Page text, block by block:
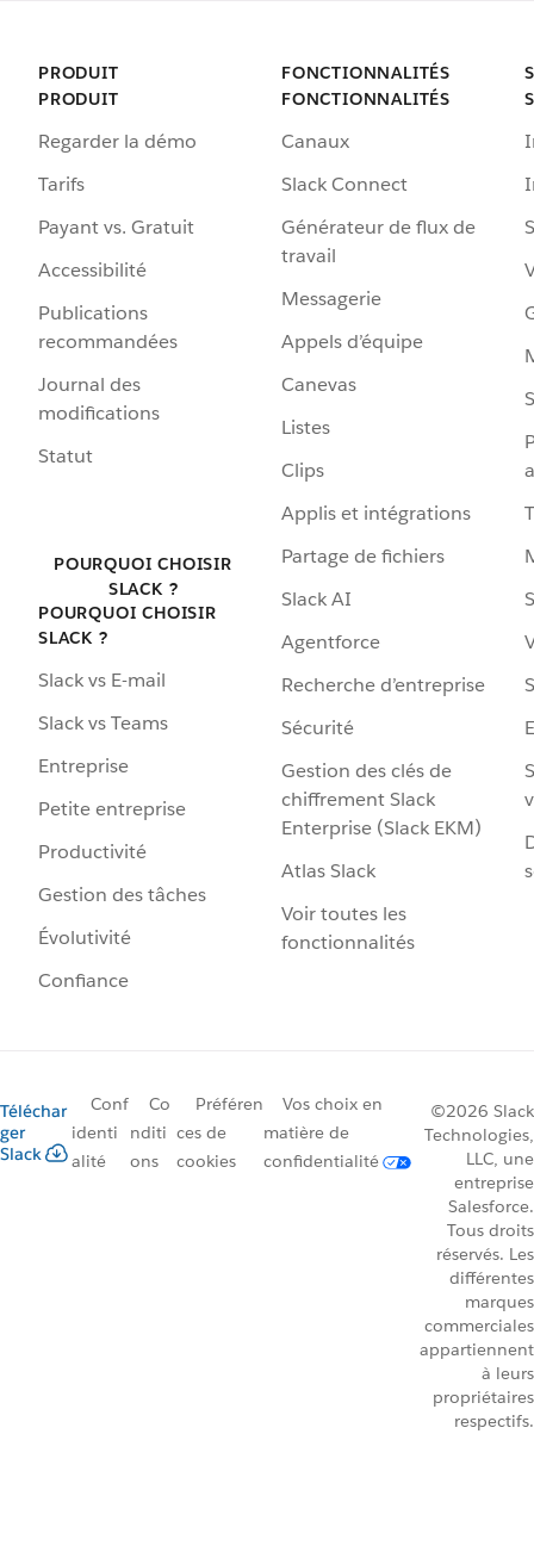
PRODUIT
PRODUIT
Regarder la démo
Tarifs
Payant vs. Gratuit
Accessibilité
Publications
recommandées
Journal des
modifications
Statut
POURQUOI CHOISIR
SLACK ?
POURQUOI CHOISIR
SLACK ?
Slack vs E-mail
Slack vs Teams
Entreprise
Petite entreprise
Productivité
Gestion des tâches
Évolutivité
Confiance
FONCTIONNALITÉS
FONCTIONNALITÉS
Canaux
Slack Connect
Générateur de flux de
travail
Messagerie
Appels d’équipe
Canevas
Listes
Clips
Applis et intégrations
Partage de fichiers
Slack AI
Agentforce
Recherche d’entreprise
Sécurité
Gestion des clés de
chiffrement Slack
Enterprise (Slack EKM)
Atlas Slack
Voir toutes les
fonctionnalités
Téléchar
ger
Slack
Conf
identi
alité
Co
nditi
ons
Préféren
ces de
cookies
Vos choix en
matière de
confidentialité
©2026 Slack
Technologies,
LLC, une
entreprise
Salesforce.
Tous droits
réservés. Les
différentes
marques
commerciales
appartiennent
à leurs
propriétaires
respectifs.